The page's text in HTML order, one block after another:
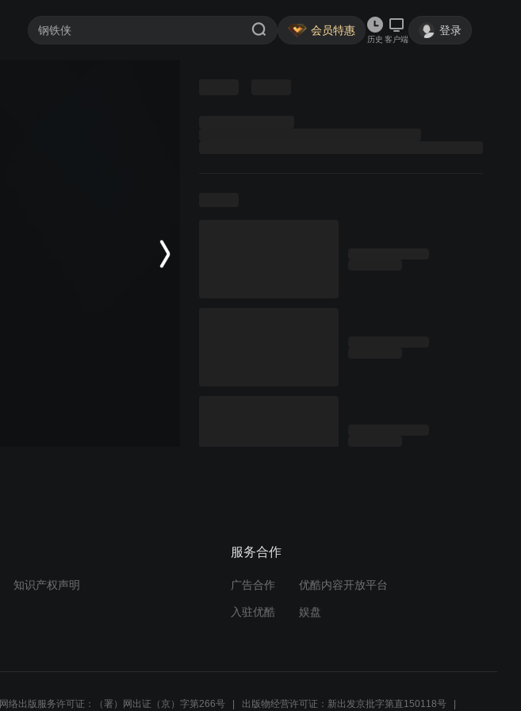
会员特惠
历史 客户端
登录
知识产权声明
服务合作
广告合作 优酷内容开放平台
入驻优酷 娱盘
网络出版服务许可证：（署）网出证（京）字第266号 出版物经营许可证：新出发京批字第直150118号